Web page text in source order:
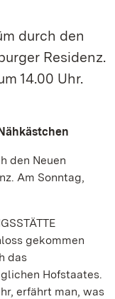
durch den
Residenz.
14.00 Uhr.
den Neuen
Am Sonntag,
gekommen
das
Hofstaates.
erfährt man, was